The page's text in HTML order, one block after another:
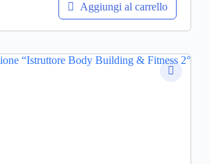
Aggiungi al carrello